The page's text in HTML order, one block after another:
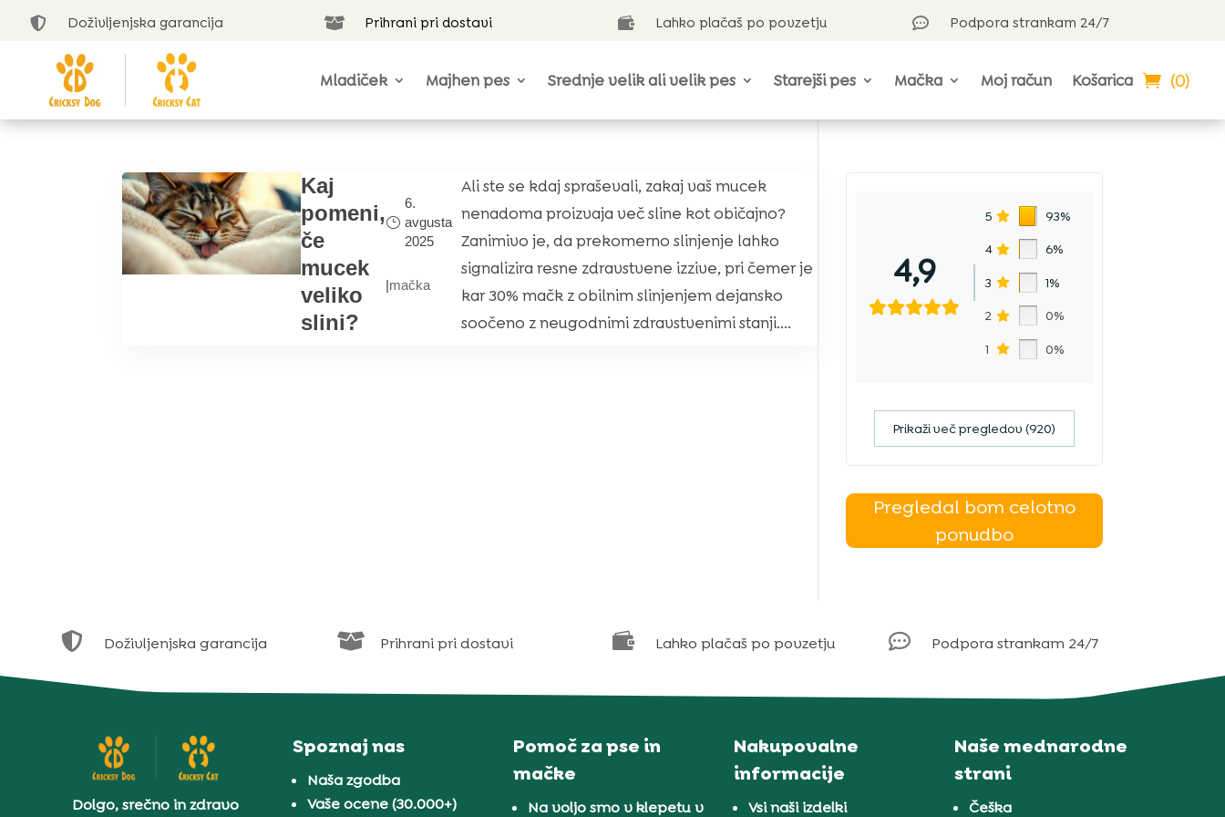
 Doživljenjska garancija  Prihrani pri dostavi  Lahko plačaš po povzetju  Podpora strankam 24/7
Mladiček Majhen pes Srednje velik ali velik pes Starejši pes Mačka Moj račun Košarica (0)
Kaj
pomeni,
če
mucek
veliko
slini?
6.
avgusta
2025
|mačka
Ali ste se kdaj spraševali, zakaj vaš mucek
nenadoma proizvaja več sline kot običajno?
Zanimivo je, da prekomerno slinjenje lahko
signalizira resne zdravstvene izzive, pri čemer je
kar 30% mačk z obilnim slinjenjem dejansko
soočeno z neugodnimi zdravstvenimi stanji....
4,9
5 93%
4 6%
3 1%
2 0%
1 0%
Prikaži več pregledov (920)
Pregledal bom celotno
ponudbo
 Doživljenjska garancija  Prihrani pri dostavi  Lahko plačaš po povzetju  Podpora strankam 24/7
Dolgo, srečno in zdravo
Spoznaj nas
Naša zgodba
Vaše ocene (30.000+)
Pomoč za pse in
mačke
Na voljo smo v klepetu v
Nakupovalne
informacije
Vsi naši izdelki
Naše mednarodne
strani
Češka